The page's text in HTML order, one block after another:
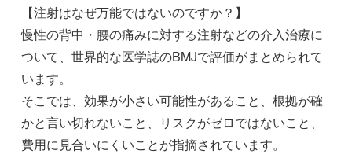
【注射はなぜ万能ではないのですか？】
慢性の背中・腰の痛みに対する注射などの介入治療に
ついて、世界的な医学誌のBMJで評価がまとめられて
います。
そこでは、効果が小さい可能性があること、根拠が確
かと言い切れないこと、リスクがゼロではないこと、
費用に見合いにくいことが指摘されています。